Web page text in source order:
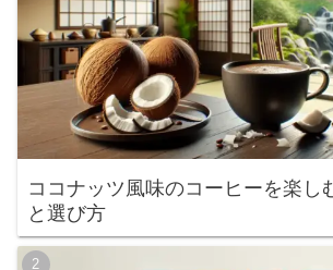
ココナッツ風味のコーヒーを楽し
と選び方